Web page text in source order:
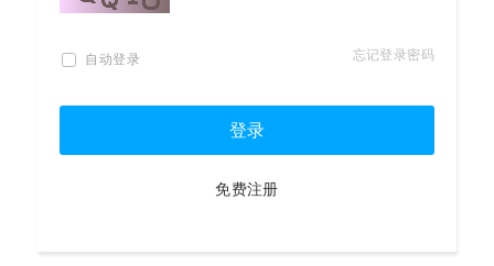
自动登录 忘记登录密码
登录
免费注册